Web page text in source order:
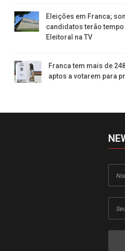
Eleições em Franca;
candidatos terão
Eleitoral na TV
Franca tem mais de
aptos a votarem para